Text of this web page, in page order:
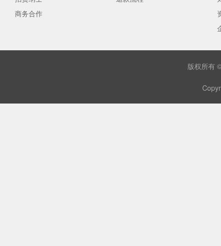
商务合作
版权所有